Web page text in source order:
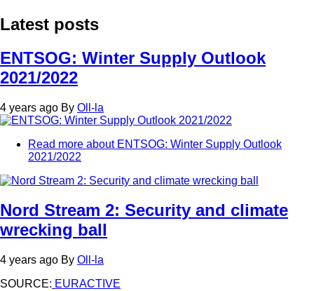
Latest posts
ENTSOG: Winter Supply Outlook
2021/2022
4 years ago By Oll-la
Read more about ENTSOG: Winter Supply Outlook
2021/2022
Nord Stream 2: Security and climate
wrecking ball
4 years ago By Oll-la
SOURCE: EURACTIVE